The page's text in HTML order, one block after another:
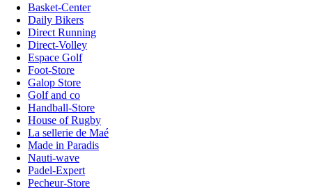
Basket-Center
Daily Bikers
Direct Running
Direct-Volley
Espace Golf
Foot-Store
Galop Store
Golf and co
Handball-Store
House of Rugby
La sellerie de Maé
Made in Paradis
Nauti-wave
Padel-Expert
Pecheur-Store